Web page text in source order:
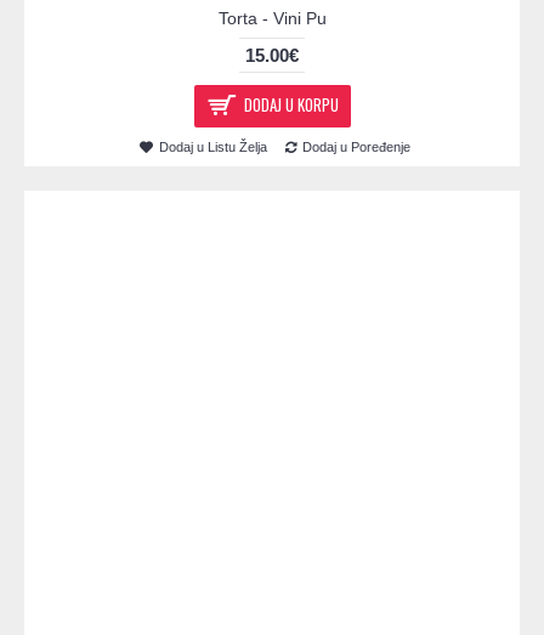
Torta - Vini Pu
15.00€
DODAJ U KORPU
Dodaj u Listu Želja Dodaj u Poređenje